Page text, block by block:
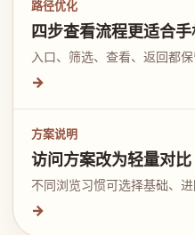
路径优化
四步查看流程更适合
入口、筛选、查看、返回都保
→
方案说明
访问方案改为轻量对比
不同浏览习惯可选择基础、进
→